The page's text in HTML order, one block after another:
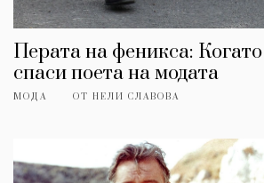
Перата на феникса:
спаси поета на модата
МОДА ОТ НЕЛИ СЛАВОВА